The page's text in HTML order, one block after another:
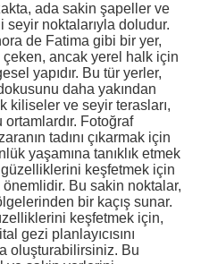
ada sakin şapeller ve
seyir noktalarıyla doludur.
de Fatima gibi bir yer,
ancak yerel halk için
yapıdır. Bu tür yerler,
daha yakından
kiliseler ve seyir terasları,
Fotoğraf
tadını çıkarmak için
yaşamına tanıklık etmek
keşfetmek için
Bu sakin noktalar,
bir kaçış sunar.
keşfetmek için,
gezi planlayıcısını
oluşturabilirsiniz. Bu